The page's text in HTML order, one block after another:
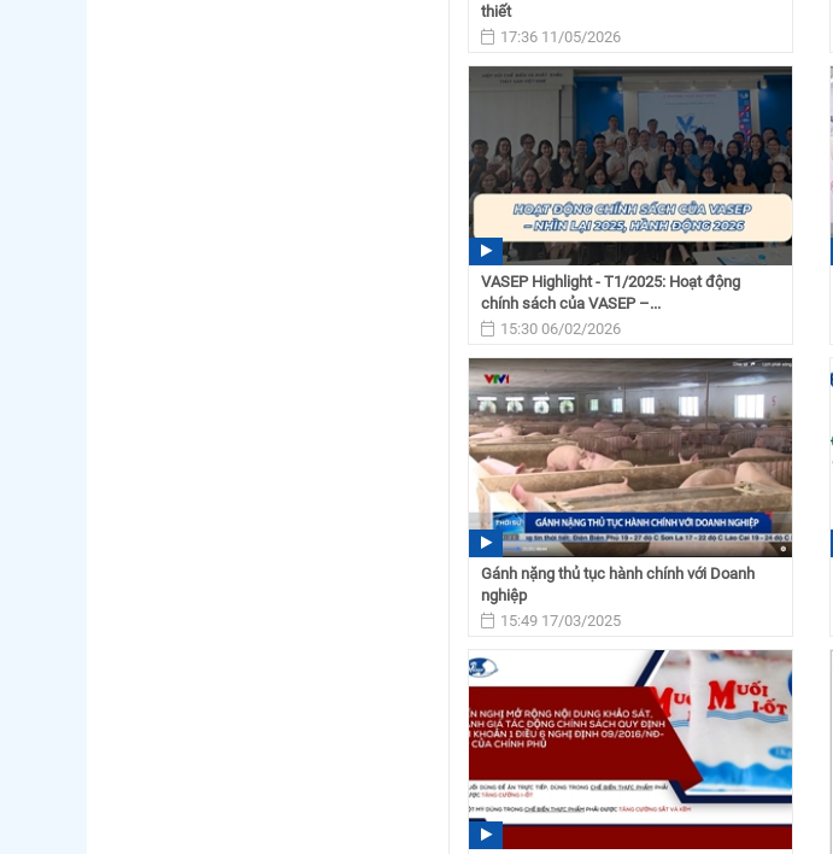
thiết
17:36 11/05/2026
VASEP Highlight - T1/2025: Hoạt động
chính sách của VASEP –...
15:30 06/02/2026
Gánh nặng thủ tục hành chính với Doanh
nghiệp
15:49 17/03/2025